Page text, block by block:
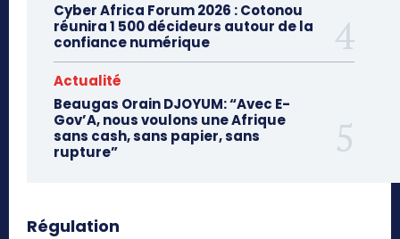
Cyber Africa Forum 2026 : Cotonou
réunira 1 500 décideurs autour de la
confiance numérique
Actualité
Beaugas Orain DJOYUM: “Avec E-
Gov’A, nous voulons une Afrique
sans cash, sans papier, sans
rupture”
Régulation